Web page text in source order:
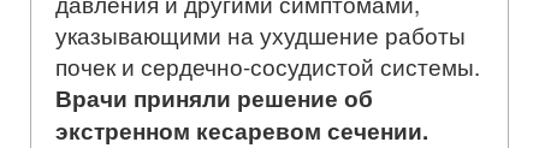
указывающими на ухудшение работы
почек и сердечно-сосудистой системы.
Врачи приняли решение об
экстренном кесаревом сечении.